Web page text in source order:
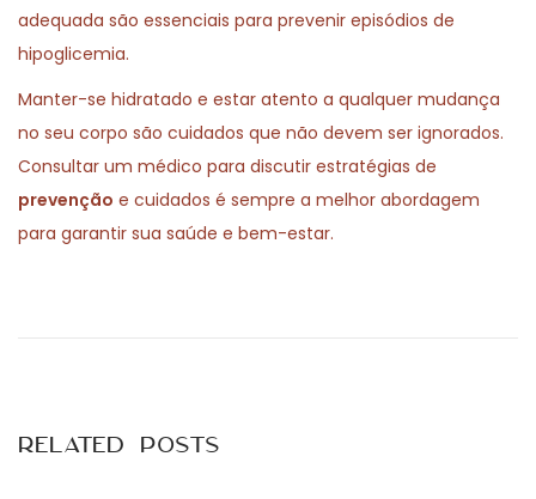
adequada são essenciais para prevenir episódios de
hipoglicemia.
Manter-se hidratado e estar atento a qualquer mudança
no seu corpo são cuidados que não devem ser ignorados.
Consultar um médico para discutir estratégias de
prevenção e cuidados é sempre a melhor abordagem
para garantir sua saúde e bem-estar.
s
o
e
Related Posts